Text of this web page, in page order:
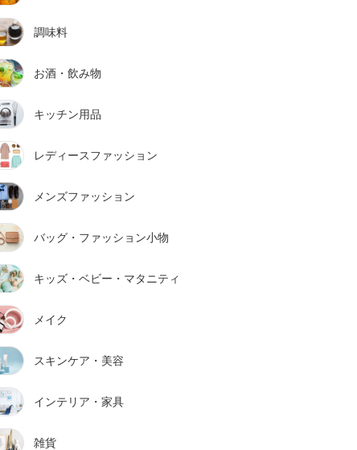
調味料
お酒・飲み物
キッチン用品
レディースファッション
メンズファッション
バッグ・ファッション小物
キッズ・ベビー・マタニティ
メイク
スキンケア・美容
インテリア・家具
雑貨